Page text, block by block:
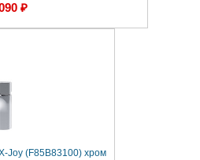
₽
Joy (F85B83100) хром